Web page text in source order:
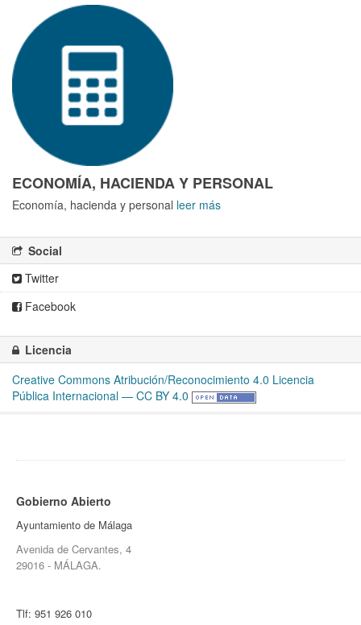
ECONOMÍA, HACIENDA Y PERSONAL
Economía, hacienda y personal leer más
Social
Twitter
Facebook
Licencia
Creative Commons Atribución/Reconocimiento 4.0 Licencia
Pública Internacional — CC BY 4.0
Gobierno Abierto
Ayuntamiento de Málaga
Avenida de Cervantes, 4
29016 - MÁLAGA.
Tlf: 951 926 010